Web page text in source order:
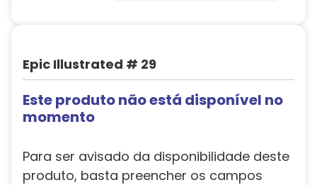
Epic Illustrated # 29
Este produto não está disponível no
momento
Para ser avisado da disponibilidade deste
produto, basta preencher os campos